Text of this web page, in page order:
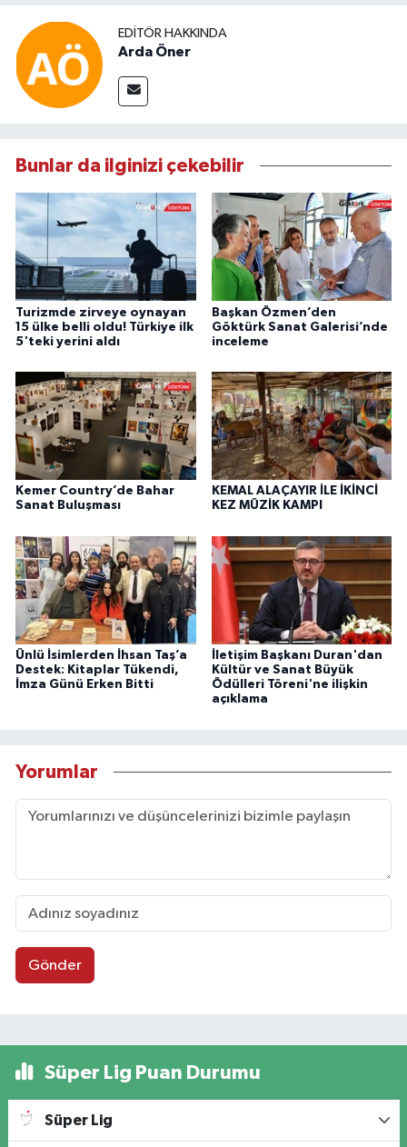
EDITÖR HAKKINDA
Arda Öner
Bunlar da ilginizi çekebilir
Turizmde zirveye oynayan
15 ülke belli oldu! Türkiye ilk
5'teki yerini aldı
Başkan Özmen’den
Göktürk Sanat Galerisi’nde
inceleme
Kemer Country’de Bahar
Sanat Buluşması
KEMAL ALAÇAYIR İLE İKİNCİ
KEZ MÜZİK KAMPI
Ünlü İsimlerden İhsan Taş’a
Destek: Kitaplar Tükendi,
İmza Günü Erken Bitti
İletişim Başkanı Duran'dan
Kültür ve Sanat Büyük
Ödülleri Töreni'ne ilişkin
açıklama
Yorumlar
Gönder
Süper Lig Puan Durumu
Süper Lig